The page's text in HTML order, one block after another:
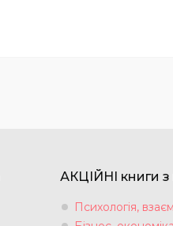
АКЦІЙНІ книги з
Психологія,